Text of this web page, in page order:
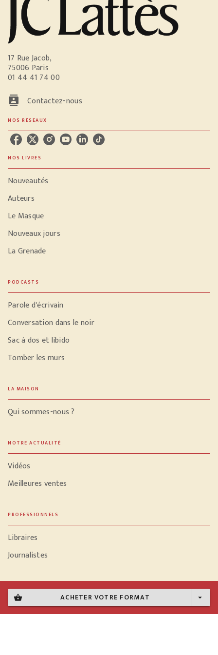
shopping_basket ACHETER VOTRE FORMAT arrow_drop_down
17 Rue Jacob,
75006 Paris
01 44 41 74 00
contacts Contactez-nous
NOS RÉSEAUX
NOS LIVRES
Nouveautés
Auteurs
Le Masque
Nouveaux jours
La Grenade
PODCASTS
Parole d'écrivain
Conversation dans le noir
Sac à dos et libido
Tomber les murs
LA MAISON
Qui sommes-nous ?
NOTRE ACTUALITÉ
Vidéos
Meilleures ventes
PROFESSIONNELS
Libraires
Journalistes
Données personnelles